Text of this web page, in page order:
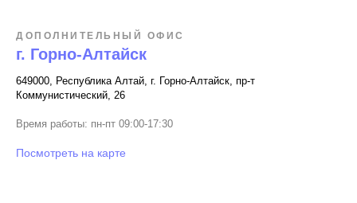
ДОПОЛНИТЕЛЬНЫЙ ОФИС
г. Горно-Алтайск
649000, Республика Алтай, г. Горно-Алтайск, пр-т
Коммунистический, 26
Время работы: пн-пт 09:00-17:30
Посмотреть на карте